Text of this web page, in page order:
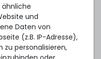
ähnliche
und
Daten von
(z.B. IP-Adresse),
zu personalisieren,